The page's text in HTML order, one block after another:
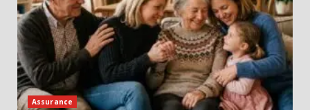
Assurance